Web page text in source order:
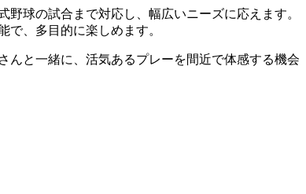
球の試合まで対応し、幅広いニーズに応えます。
、多目的に楽しめます。
んと一緒に、活気あるプレーを間近で体感する機会